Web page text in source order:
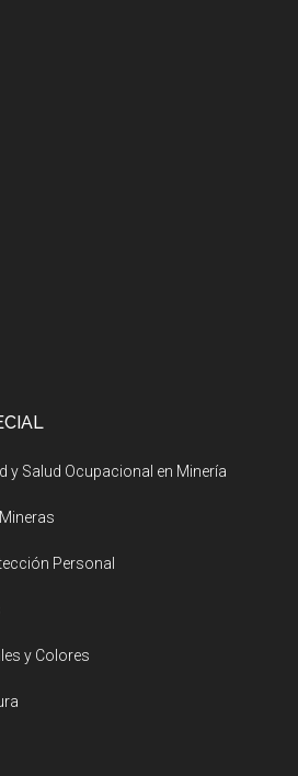
y Salud Ocupacional en Minería
Personal
y Colores